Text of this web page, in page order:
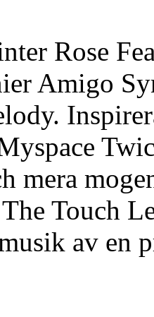
Rose
Amigo
mera
Touch
av